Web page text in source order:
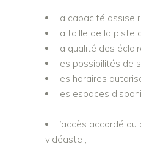
la capacité assise
la taille de la piste
la qualité des
les possibilités de
les horaires
les espaces
;
l’accès accordé
vidéaste ;